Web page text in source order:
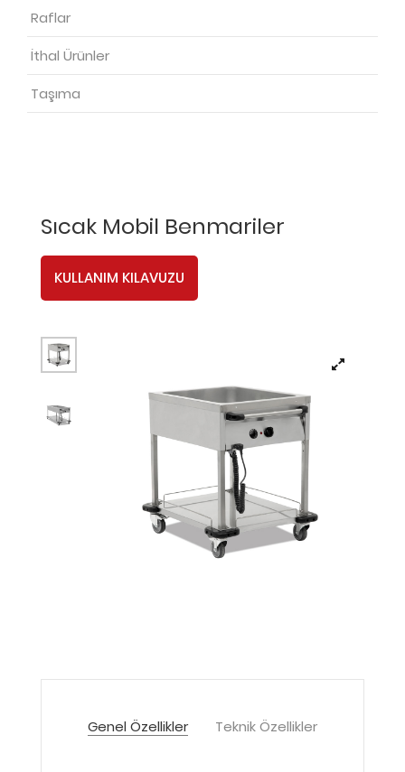
Raflar
İthal Ürünler
Taşıma
Sıcak Mobil Benmariler
KULLANIM KILAVUZU
Genel Özellikler Teknik Özellikler